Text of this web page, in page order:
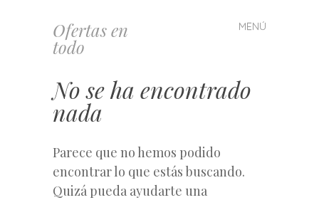
Ofertas en
todo
MENÚ
Saltar
al
No se ha encontrado
nada
Parece que no hemos podido
encontrar lo que estás buscando.
Quizá pueda ayudarte una